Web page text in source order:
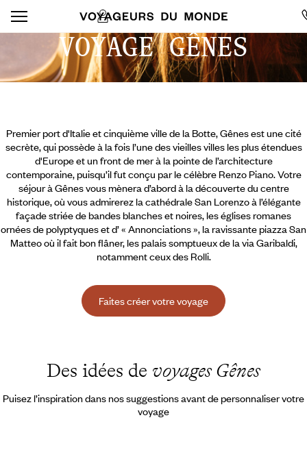
VOYAGE GÊNES
Premier port d'Italie et cinquième ville de la Botte, Gênes est une cité
secrète, qui possède à la fois l’une des vieilles villes les plus étendues
d'Europe et un front de mer à la pointe de l’architecture
contemporaine, puisqu’il fut conçu par le célèbre Renzo Piano. Votre
séjour à Gênes vous mènera d’abord à la découverte du centre
historique, où vous admirerez la cathédrale San Lorenzo à l’élégante
façade striée de bandes blanches et noires, les églises romanes
ornées de polyptyques et d’ « Annonciations », la ravissante piazza San
Matteo où il fait bon flâner, les palais somptueux de la via Garibaldi,
notamment ceux des Rolli.
Faites créer votre voyage
Des idées de voyages Gênes
Puisez l’inspiration dans nos suggestions avant de personnaliser votre
voyage